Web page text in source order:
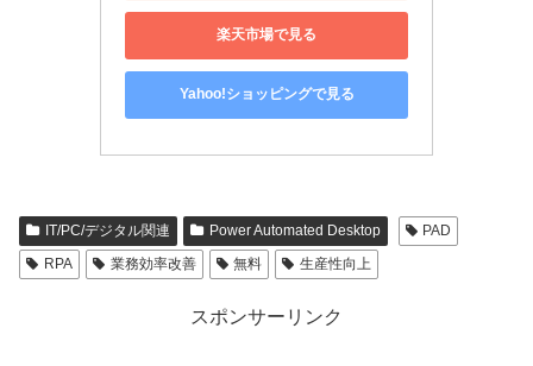
楽天市場で見る
Yahoo!ショッピングで見る
IT/PC/デジタル関連 Power Automated Desktop
PAD
RPA
業務効率改善 無料 生産性向上
スポンサーリンク